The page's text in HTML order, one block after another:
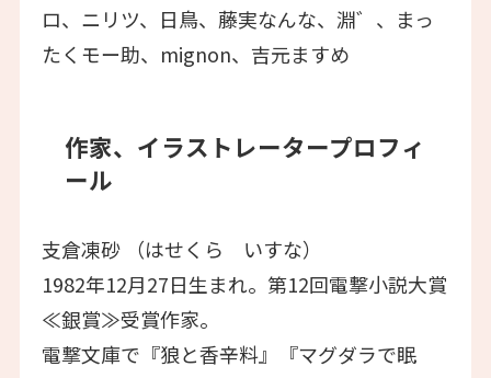
ロ、ニリツ、日鳥、藤実なんな、淵゛、まっ
たくモー助、mignon、吉元ますめ
作家、イラストレータープロフィ
ール
支倉凍砂 （はせくら いすな）
1982年12月27日生まれ。第12回電撃小説大賞
≪銀賞≫受賞作家。
電撃文庫で『狼と香辛料』『マグダラで眠